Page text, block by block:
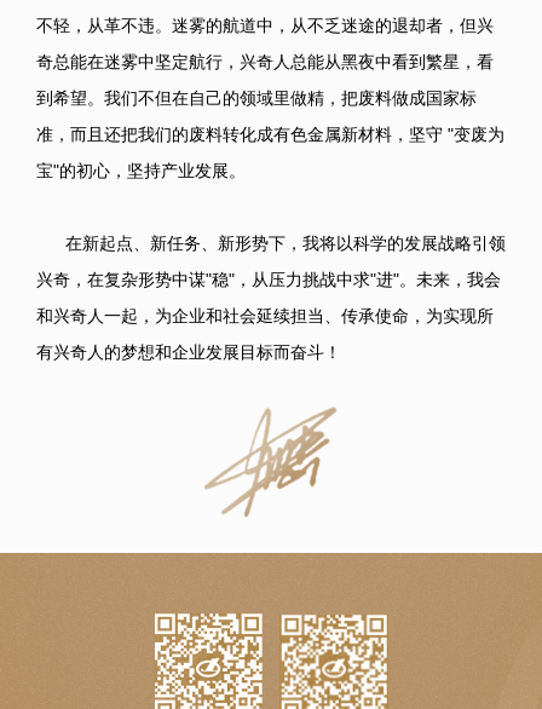
不轻，从革不违。迷雾的航道中，从不乏迷途的退却者，但兴
奇总能在迷雾中坚定航行，兴奇人总能从黑夜中看到繁星，看
到希望。我们不但在自己的领域里做精，把废料做成国家标
准，而且还把我们的废料转化成有色金属新材料，坚守 "变废为
宝"的初心，坚持产业发展。
在新起点、新任务、新形势下，我将以科学的发展战略引领
兴奇，在复杂形势中谋"稳"，从压力挑战中求"进"。未来，我会
和兴奇人一起，为企业和社会延续担当、传承使命，为实现所
有兴奇人的梦想和企业发展目标而奋斗！